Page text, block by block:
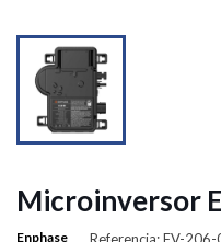
Microinversor
Enphase Referencia: FV-